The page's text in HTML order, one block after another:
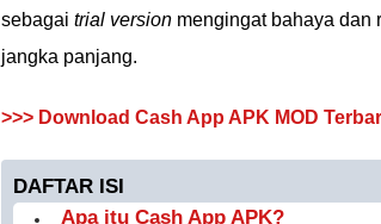
sebagai trial version mengingat bahaya dan
jangka panjang.
>>> Download Cash App APK MOD
DAFTAR ISI
Apa itu Cash App APK?